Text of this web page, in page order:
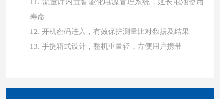
11.流量计内置智能化电源管理系统，延长电池使用
寿命
12.开机密码进入，有效保护测量比对数据及结果
13.手提箱式设计，整机重量轻，方便用户携带